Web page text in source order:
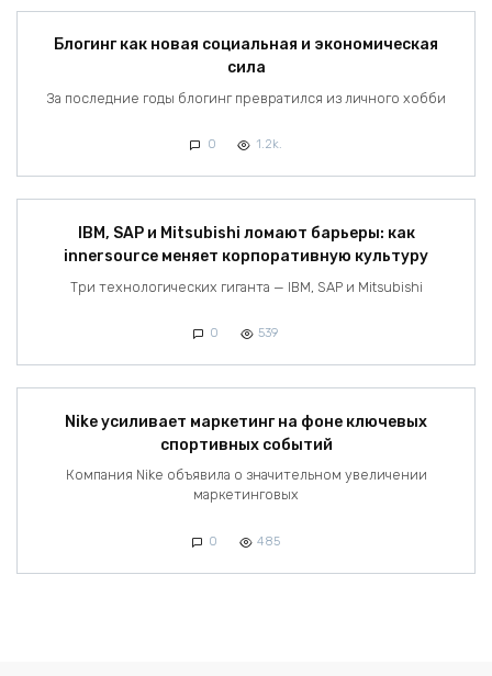
Блогинг как новая социальная и экономическая
сила
За последние годы блогинг превратился из личного хобби
0 1.2k.
IBM, SAP и Mitsubishi ломают барьеры: как
innersource меняет корпоративную культуру
Три технологических гиганта — IBM, SAP и Mitsubishi
0 539
Nike усиливает маркетинг на фоне ключевых
спортивных событий
Компания Nike объявила о значительном увеличении
маркетинговых
0 485